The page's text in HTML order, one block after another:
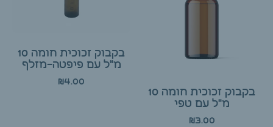
בקבוק זכוכית חומה 10
מ"ל עם טפי
₪3.00
בקבוק זכוכית חומה 10
מ"ל עם פיפטה-מזלף
₪4.00